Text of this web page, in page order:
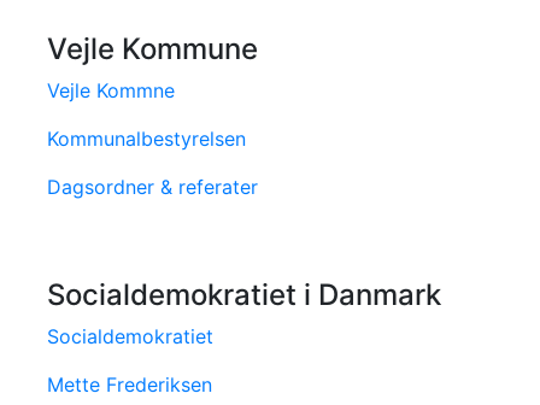
Vejle Kommune
Vejle Kommne
Kommunalbestyrelsen
Dagsordner & referater
Socialdemokratiet i Danmark
Socialdemokratiet
Mette Frederiksen